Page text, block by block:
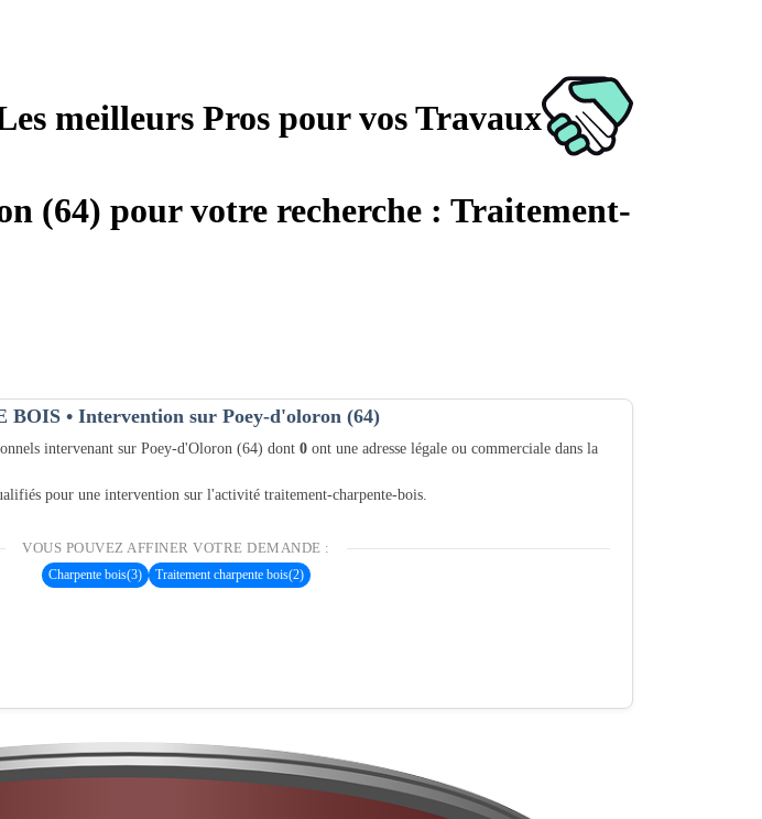
meilleurs Pros pour vos Travaux
(64) pour votre recherche : Traitement-
BOIS • Intervention sur Poey-d'oloron (64)
intervenant sur Poey-d'Oloron (64) dont 0 ont une adresse légale ou commerciale dans la
pour une intervention sur l'activité traitement-charpente-bois.
VOUS POUVEZ AFFINER VOTRE DEMANDE :
Charpente bois(3) Traitement charpente bois(2)